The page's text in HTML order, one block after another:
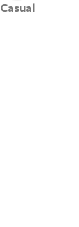
Casual